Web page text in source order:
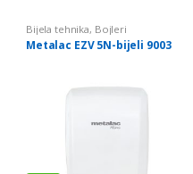
Bijela tehnika, Bojleri
Metalac EZV 5N-bijeli 9003